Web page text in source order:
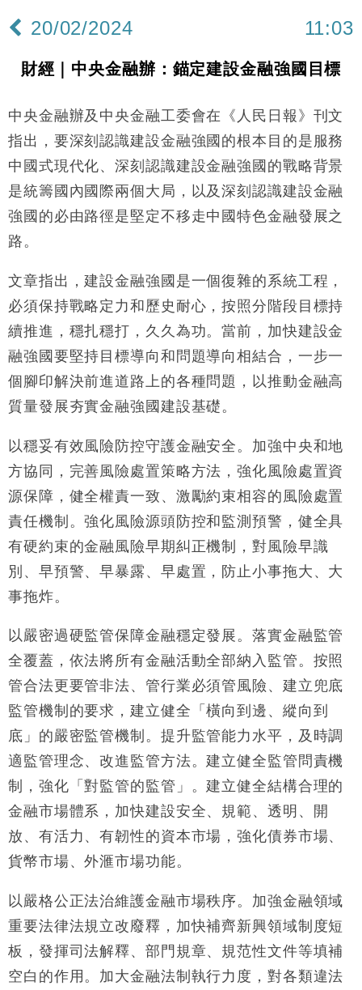
15:11
財經｜韓股反覆波動收跌 連挫7周創逾3年最長跌勢
13:44
財經｜內地7月美元計價出口增近24%勝預期 貿易順
14:49
財經｜大摩削老鋪黃金目標價至505元 惟維持「增
持」評級
13:49
本地｜華嫂冰室太子店涉提供失實資料 遭禁申請輸入
勞工一年
12:11
中國｜強颱風「白海豚」殘渦北上 上海取消逾900班
機
18:31
17:33
財經｜滙豐上調香港今年GDP預測至4.5% 看好貿易
16:47
損失近6900萬元
16:05
財經｜日經失守6.5萬點後回穩 全周仍升近2%
15:47
財經｜恒隆10月換帥 玩具「反」斗城亞洲CEO蔡德
粦接任
15:11
財經｜韓股反覆波動收跌 連挫7周創逾3年最長跌勢
13:44
財經｜內地7月美元計價出口增近24%勝預期 貿易順
差達1125億美元
20/02/2024 11:03
財經｜中央金融辦：錨定建設金融強國目標
中央金融辦及中央金融工委會在《人民日報》刊文
指出，要深刻認識建設金融強國的根本目的是服務
中國式現代化、深刻認識建設金融強國的戰略背景
是統籌國內國際兩個大局，以及深刻認識建設金融
強國的必由路徑是堅定不移走中國特色金融發展之
路。
文章指出，建設金融強國是一個復雜的系統工程，
必須保持戰略定力和歷史耐心，按照分階段目標持
續推進，穩扎穩打，久久為功。當前，加快建設金
融強國要堅持目標導向和問題導向相結合，一步一
個腳印解決前進道路上的各種問題，以推動金融高
質量發展夯實金融強國建設基礎。
以穩妥有效風險防控守護金融安全。加強中央和地
方協同，完善風險處置策略方法，強化風險處置資
源保障，健全權責一致、激勵約束相容的風險處置
責任機制。強化風險源頭防控和監測預警，健全具
有硬約束的金融風險早期糾正機制，對風險早識
別、早預警、早暴露、早處置，防止小事拖大、大
事拖炸。
以嚴密過硬監管保障金融穩定發展。落實金融監管
全覆蓋，依法將所有金融活動全部納入監管。按照
管合法更要管非法、管行業必須管風險、建立兜底
監管機制的要求，建立健全「橫向到邊、縱向到
底」的嚴密監管機制。提升監管能力水平，及時調
適監管理念、改進監管方法。建立健全監管問責機
制，強化「對監管的監管」。建立健全結構合理的
金融市場體系，加快建設安全、規範、透明、開
放、有活力、有韌性的資本市場，強化債券市場、
貨幣市場、外滙市場功能。
以嚴格公正法治維護金融市場秩序。加強金融領域
重要法律法規立改廢釋，加快補齊新興領域制度短
板，發揮司法解釋、部門規章、規范性文件等填補
空白的作用。加大金融法制執行力度，對各類違法